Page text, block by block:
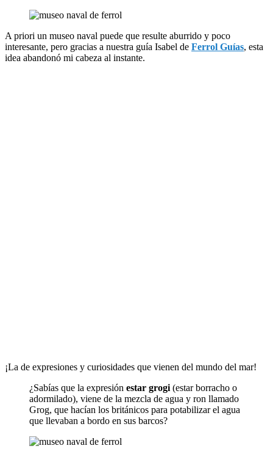
A priori un museo naval puede que resulte aburrido y poco
interesante, pero gracias a nuestra guía Isabel de Ferrol Guías, esta
idea abandonó mi cabeza al instante.
¡La de expresiones y curiosidades que vienen del mundo del mar!
¿Sabías que la expresión estar grogi (estar borracho o
adormilado), viene de la mezcla de agua y ron llamado
Grog, que hacían los británicos para potabilizar el agua
que llevaban a bordo en sus barcos?